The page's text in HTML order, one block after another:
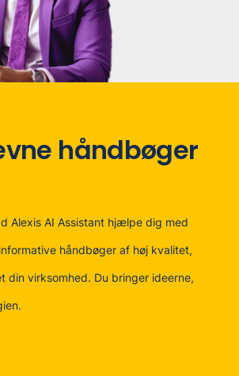
håndbøger
Alexis AI Assistant hjælpe dig med
håndbøger af høj kvalitet,
din virksomhed. Du bringer ideerne,